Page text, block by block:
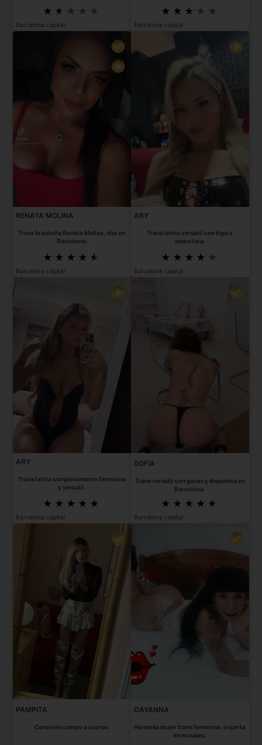
Barcelona capital Barcelona capital
RENATA MOLINA
Trans brasileña Renata Molina, star en
Barcelona.
Barcelona capital
ARY
Trans latina versatil con figura
seductora.
Barcelona capital
ARY
Trans latina completamente femenina
y versatil.
Barcelona capital
SOFIA
Trans versátil con ganas y dispuesta en
Barcelona.
Barcelona capital
PAMPITA
Conexión cuerpo a cuerpo.
DAYANNA
Hermosa mujer trans femenina, experta
en masajes.